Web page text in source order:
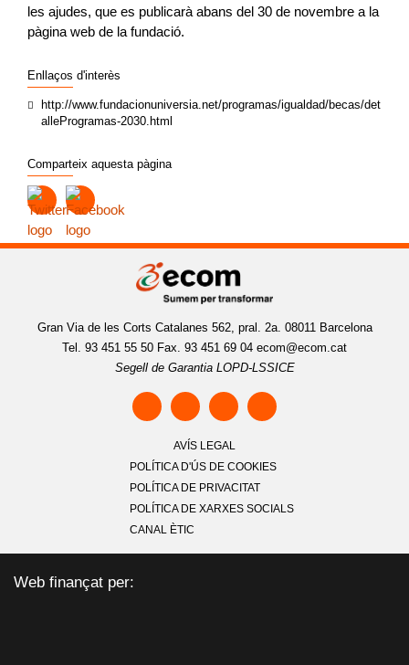
les ajudes, que es publicarà abans del 30 de novembre a la
pàgina web de la fundació.
Enllaços d'interès
http://www.fundacionuniversia.net/programas/igualdad/becas/det
alleProgramas-2030.html
Comparteix aquesta pàgina
Gran Via de les Corts Catalanes 562, pral. 2a. 08011 Barcelona
Tel. 93 451 55 50 Fax. 93 451 69 04 ecom@ecom.cat
Segell de Garantia LOPD-LSSICE
AVÍS LEGAL
POLÍTICA D'ÚS DE COOKIES
POLÍTICA DE PRIVACITAT
POLÍTICA DE XARXES SOCIALS
CANAL ÈTIC
Web finançat per: